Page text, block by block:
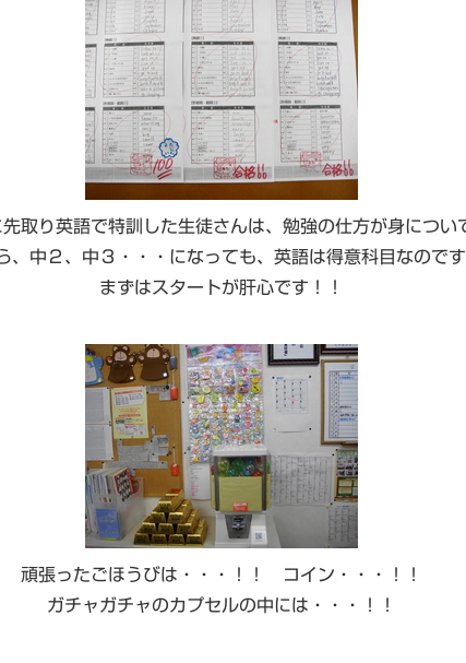
取り英語で特訓した生徒さんは、勉強の仕方が身につい
、中２、中３・・・になっても、英語は得意科目なのです
まずはスタートが肝心です！！
頑張ったごほうびは・・・！！ コイン・・・！！
ガチャガチャのカプセルの中には・・・！！